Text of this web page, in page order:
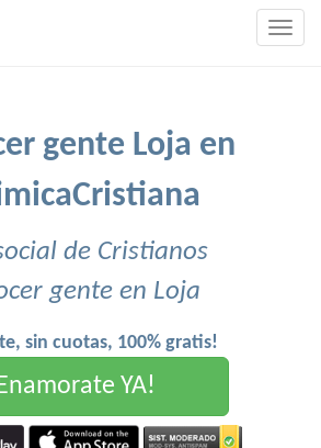
gente Loja en
de Cristianos
gente en Loja
sin cuotas, 100% gratis!
YA!